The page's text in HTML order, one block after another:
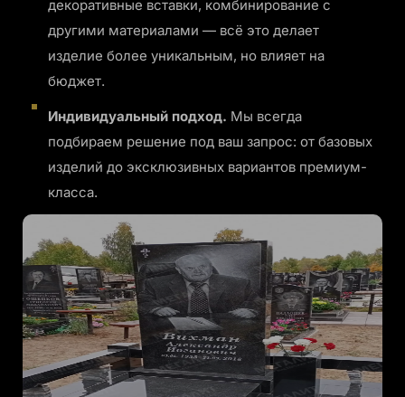
декоративные вставки, комбинирование с
другими материалами — всё это делает
изделие более уникальным, но влияет на
бюджет.
Индивидуальный подход. Мы всегда
подбираем решение под ваш запрос: от базовых
изделий до эксклюзивных вариантов премиум-
класса.